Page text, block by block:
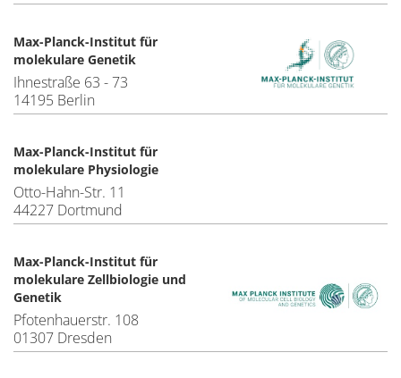
Max-Planck-Institut für
molekulare Genetik
Ihnestraße 63 - 73
14195 Berlin
Max-Planck-Institut für
molekulare Physiologie
Otto-Hahn-Str. 11
44227 Dortmund
Max-Planck-Institut für
molekulare Zellbiologie und
Genetik
Pfotenhauerstr. 108
01307 Dresden